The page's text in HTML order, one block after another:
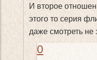
И второе
этого то серия
даже смотреть не
0